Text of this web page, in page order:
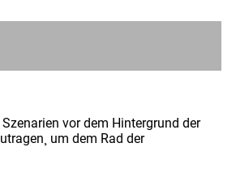
vor dem Hintergrund der
um dem Rad der